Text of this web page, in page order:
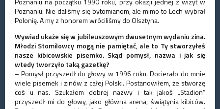
Poznaniu. Nie daliśmy się bytomianom, ale mimo to Lech wybrał
Polonię. A my z honorem wróciliśmy do Olsztyna.
Wywiad ukaże się w jubileuszowym dwusetnym wydaniu zina.
Młodzi Stomilowcy mogą nie pamiętać, ale to Ty stworzyłeś
nasze kibicowskie pisemko. Skąd pomysł, nazwa i jak się
wtedy tworzyło taką gazetkę?
– Pomysł przyszedł do głowy w 1996 roku. Docierało do mnie
wiele pisemek i zinów z całej Polski. Postanowiłem, że stworzę
coś u nas. Szukałem dobrej nazwy i tak jakoś „Stadion”
przyszedł mi do głowy, jako główna arena, świątynia kibiców.